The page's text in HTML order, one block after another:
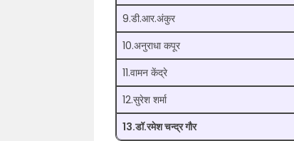
9.डी.आर.अंकुर
10.अनुराधा कपूर
11.वामन केंद्रे
12.सुरेश शर्मा
13.डॉ.रमेश चन्द्र गौर